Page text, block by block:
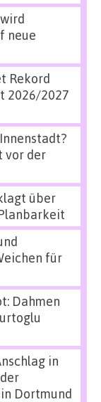
neue
Rekord
2026/2027
vor der
über
für
Dahmen
in
Dortmund